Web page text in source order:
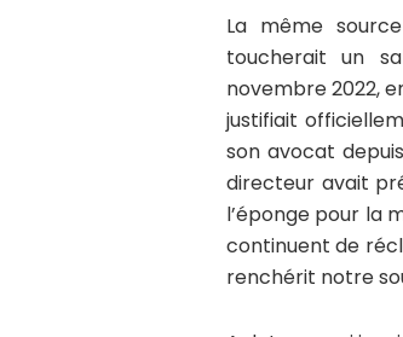
La même
toucherait un
novembre 2022,
justifiait
son avocat
directeur avait
l’éponge pour la
continuent de
renchérit notre